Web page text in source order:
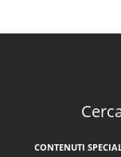
CONTENUTI